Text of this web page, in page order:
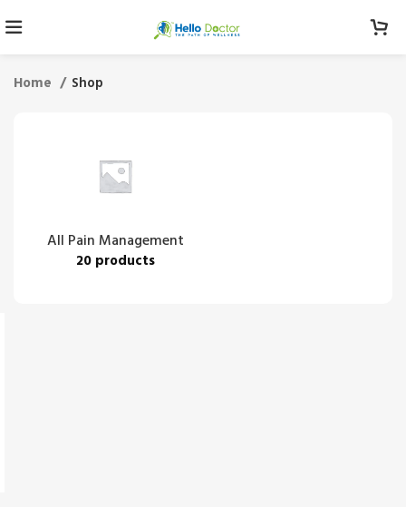
Home Shop
All Pain Management
20 products